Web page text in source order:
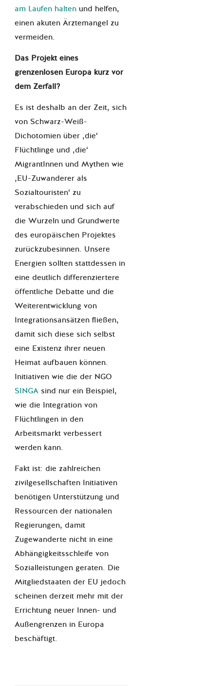
am Laufen halten und helfen,
einen akuten Ärztemangel zu
vermeiden.
Das Projekt eines
grenzenlosen Europa kurz vor
dem Zerfall?
Es ist deshalb an der Zeit, sich
von Schwarz-Weiß-
Dichotomien über ‚die‘
Flüchtlinge und ‚die‘
MigrantInnen und Mythen wie
‚EU-Zuwanderer als
Sozialtouristen‘ zu
verabschieden und sich auf
die Wurzeln und Grundwerte
des europäischen Projektes
zurückzubesinnen. Unsere
Energien sollten stattdessen in
eine deutlich differenziertere
öffentliche Debatte und die
Weiterentwicklung von
Integrationsansätzen fließen,
damit sich diese sich selbst
eine Existenz ihrer neuen
Heimat aufbauen können.
Initiativen wie die der NGO
SINGA sind nur ein Beispiel,
wie die Integration von
Flüchtlingen in den
Arbeitsmarkt verbessert
werden kann.
Fakt ist: die zahlreichen
zivilgesellschaften Initiativen
benötigen Unterstützung und
Ressourcen der nationalen
Regierungen, damit
Zugewanderte nicht in eine
Abhängigkeitsschleife von
Sozialleistungen geraten. Die
Mitgliedstaaten der EU jedoch
scheinen derzeit mehr mit der
Errichtung neuer Innen- und
Außengrenzen in Europa
beschäftigt.